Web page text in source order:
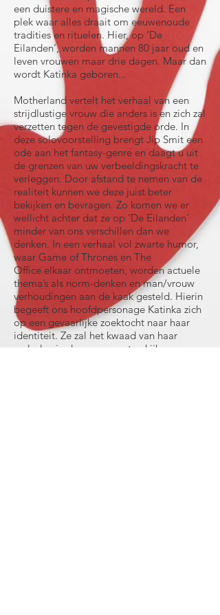
een duistere en magische wereld. Een
plek waar alles draait om eeuwenoude
tradities en rituelen. Hier, op ‘De
Eilanden’, worden mannen 80 jaar oud en
leven vrouwen maar drie dagen. Maar dan
wordt Katinka geboren...
Motherland vertelt het verhaal van een
strijdlustige vrouw die anders is en zich zal
verzetten tegen de gevestigde orde. In
deze solovoorstelling brengt Jip Smit een
ode aan het fantasy-genre en daagt u uit
de grenzen van uw verbeeldingskracht te
verleggen. Door afstand te nemen van de
realiteit kunnen we deze juist beter
bekijken en bevragen. Zo komen we er
wellicht achter dat ze op ‘De Eilanden’
minder van ons verschillen dan we
denken. In een verhaal vol zwarte humor,
waar Game of Thrones en The
Office elkaar ontmoeten, worden actuele
thema’s als norm-denken en man/vrouw
verhoudingen aan de kaak gesteld. Hierin
begeeft ons hoofdpersonage Katinka zich
op een gevaarlijke zoektocht naar haar
identiteit. Ze zal het kwaad van haar
verleden in de ogen moeten kijken, en